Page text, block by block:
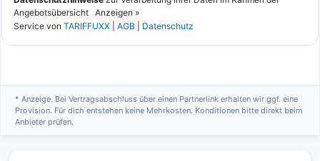
* Anzeige. Bei Vertragsabschluss über einen Partnerlink erhalten wir ggf. eine
Provision. Für dich entstehen keine Mehrkosten. Konditionen bitte direkt beim
Anbieter prüfen.